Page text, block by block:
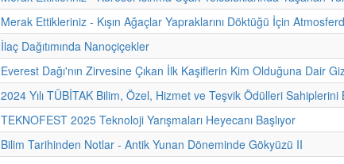
Merak Ettikleriniz - Kışın Ağaçlar Yapraklarını Döktüğü İçin
İlaç Dağıtımında Nanoçiçekler
Everest Dağı'nın Zirvesine Çıkan İlk Kaşiflerin Kim Olduğuna Dair
2024 Yılı TÜBİTAK Bilim, Özel, Hizmet ve Teşvik Ödülleri Sahiplerini
TEKNOFEST 2025 Teknoloji Yarışmaları Heyecanı Başlıyor
Bilim Tarihinden Notlar - Antik Yunan Döneminde Gökyüzü II